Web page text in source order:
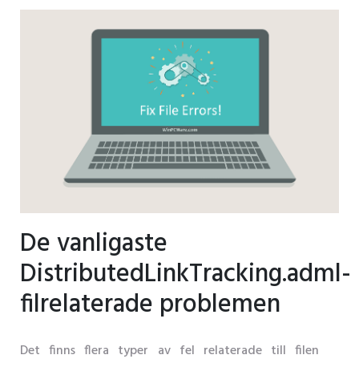
De vanligaste
DistributedLinkTracking.adml-
filrelaterade problemen
Det finns flera typer av fel relaterade till filen